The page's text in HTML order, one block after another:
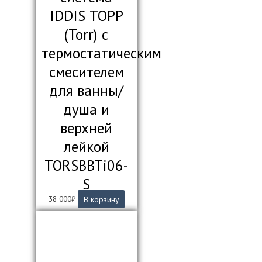
IDDIS ТОРР
(Torr) с
термостатическим
смесителем
для ванны/
душа и
верхней
лейкой
TORSBBTi06-
S
38 000₽ В корзину